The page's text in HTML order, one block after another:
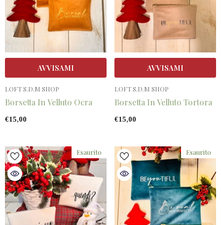
AVVISAMI
VENDITORE:
LOFT S.D.M SHOP
Borsetta In Velluto Ocra
€15,00
AVVISAMI
VENDITORE:
LOFT S.D.M SHOP
Borsetta In Velluto Tortora
€15,00
Esaurito Esaurito